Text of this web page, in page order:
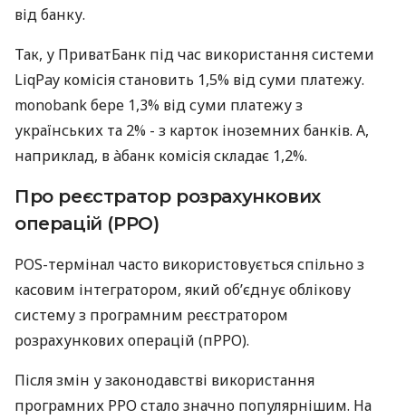
від банку.
Так, у ПриватБанк під час використання системи
LiqPay комісія становить 1,5% від суми платежу.
monobank бере 1,3% від суми платежу з
українських та 2% - з карток іноземних банків. А,
наприклад, в àбанк комісія складає 1,2%.
Про реєстратор розрахункових
операцій (РРО)
POS-термінал часто використовується спільно з
касовим інтегратором, який об’єднує облікову
систему з програмним реєстратором
розрахункових операцій (пРРО).
Після змін у законодавстві використання
програмних РРО стало значно популярнішим. На